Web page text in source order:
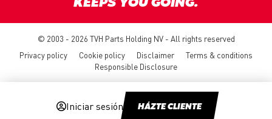
Iniciar sesión HÁZTE CLIENTE
KEEPS YOU GOING.
© 2003 - 2026 TVH Parts Holding NV - All rights reserved
Privacy policy
Cookie policy Disclaimer
Terms & conditions
Responsible Disclosure